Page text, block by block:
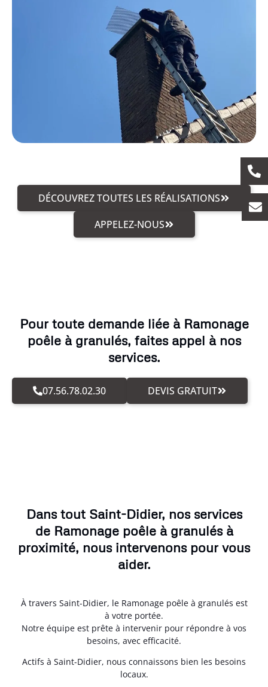
DÉCOUVREZ TOUTES LES RÉALISATIONS
APPELEZ-NOUS
Pour toute demande liée à Ramonage
poêle à granulés, faites appel à nos
services.
07.56.78.02.30 DEVIS GRATUIT
Dans tout Saint-Didier, nos services
de Ramonage poêle à granulés à
proximité, nous intervenons pour vous
aider.
À travers Saint-Didier, le Ramonage poêle à granulés est
à votre portée.
Notre équipe est prête à intervenir pour répondre à vos
besoins, avec efficacité.
Actifs à Saint-Didier, nous connaissons bien les besoins
locaux.